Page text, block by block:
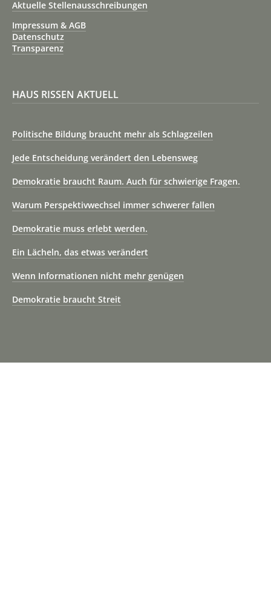
Aktuelle Stellenausschreibungen
Impressum & AGB
Datenschutz
Transparenz
HAUS RISSEN AKTUELL
Politische Bildung braucht mehr als Schlagzeilen
Jede Entscheidung verändert den Lebensweg
Demokratie braucht Raum. Auch für schwierige Fragen.
Warum Perspektivwechsel immer schwerer fallen
Demokratie muss erlebt werden.
Ein Lächeln, das etwas verändert
Wenn Informationen nicht mehr genügen
Demokratie braucht Streit